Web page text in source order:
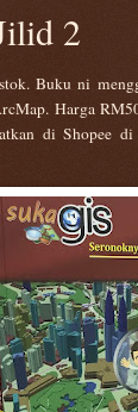
2
Buku ni
Harga
di Shopee